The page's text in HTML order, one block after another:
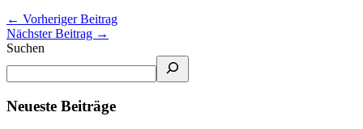
← Vorheriger Beitrag
Nächster Beitrag →
Suchen
Neueste Beiträge